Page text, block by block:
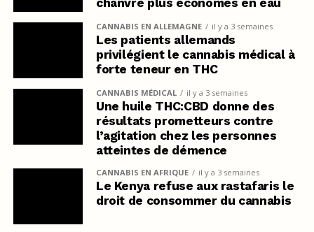
CANNABIS EN ALLEMAGNE il y a 3 semaines
Les patients allemands
privilégient le cannabis médical à
forte teneur en THC
CANNABIS MÉDICAL il y a 3 semaines
Une huile THC:CBD donne des
résultats prometteurs contre
l’agitation chez les personnes
atteintes de démence
CANNABIS EN AFRIQUE il y a 3 semaines
Le Kenya refuse aux rastafaris le
droit de consommer du cannabis